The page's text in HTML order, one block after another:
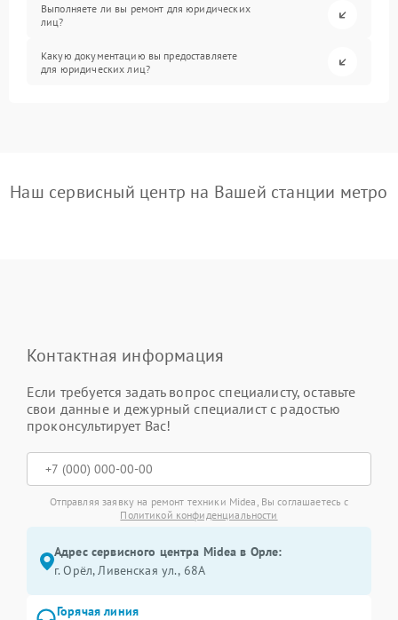
Выполняете ли вы ремонт для юридических
лиц?
Какую документацию вы предоставляете
для юридических лиц?
Наш сервисный центр на Вашей станции метро
Контактная информация
Если требуется задать вопрос специалисту, оставьте
свои данные и дежурный специалист с радостью
проконсультирует Вас!
Отправляя заявку на ремонт техники Midea, Вы соглашаетесь с
Политикой конфиденциальности
Адрес сервисного центра Midea в Орле:
г. Орёл, Ливенская ул., 68А
Горячая линия